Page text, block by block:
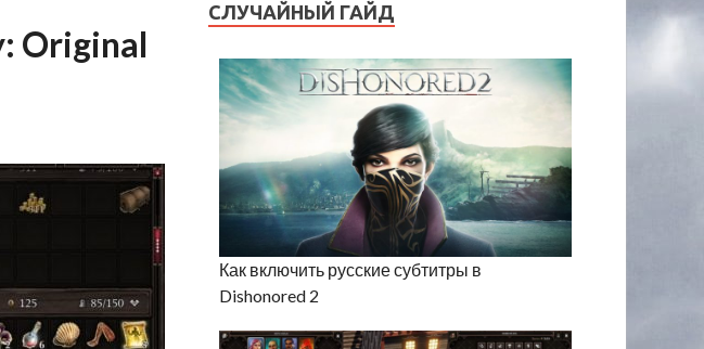
Original
СЛУЧАЙНЫЙ ГАЙД
Как включить русские субтитры в
Dishonored 2